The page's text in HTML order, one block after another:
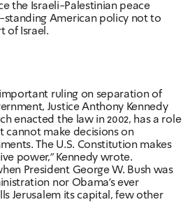
the Israeli-Palestinian peace
standing American policy not to
of Israel.
ruling on separation of
Justice Anthony Kennedy
enacted the law in 2002, has a role
cannot make decisions on
The U.S. Constitution makes
power," Kennedy wrote.
President George W. Bush was
nor Obama's ever
Jerusalem its capital, few other